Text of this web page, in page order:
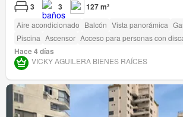
3 3 127 m²
Aire acondicionado Balcón Vista panorámica
Piscina Ascensor Acceso para personas con
Hace 4 días
VICKY AGUILERA BIENES RAÍCES